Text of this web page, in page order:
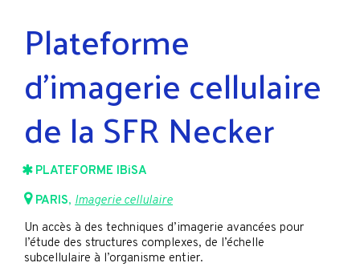
Plateforme
d’imagerie cellulaire
de la SFR Necker
PLATEFORME IBiSA
PARIS, Imagerie cellulaire
Un accès à des techniques d’imagerie avancées pour
l’étude des structures complexes, de l’échelle
subcellulaire à l’organisme entier.